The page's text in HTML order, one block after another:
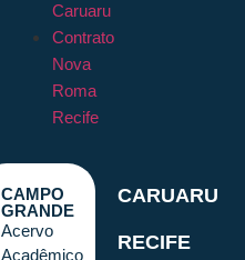
Caruaru
Contrato
Nova
Roma
Recife
CAMPO
GRANDE
Acervo
Acadêmico
CARUARU
RECIFE